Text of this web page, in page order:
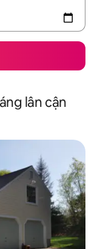
lân cận